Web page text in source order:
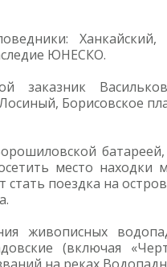
Ханкайский,
ЮНЕСКО.
заказник
Борисовское
место
поездка на
живописных
(включая